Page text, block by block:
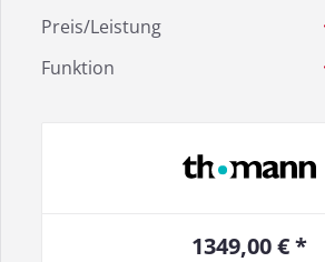
Preis/Leistung
Funktion
1349,00 € *